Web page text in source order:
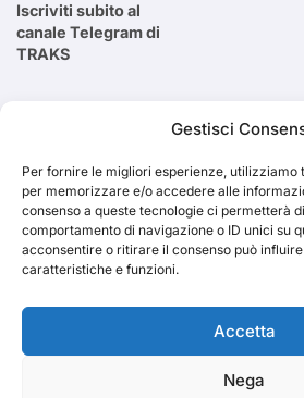
Gestisci
Per fornire le migliori esperienze, utilizziamo
per memorizzare e/o accedere alle
consenso a queste tecnologie ci permetterà
comportamento di navigazione o ID unici su
acconsentire o ritirare il consenso può
caratteristiche e funzioni.
Accetta
Nega
Iscriviti subito al
canale Telegram di
TRAKS
TRAKS
Dal 2014 musica